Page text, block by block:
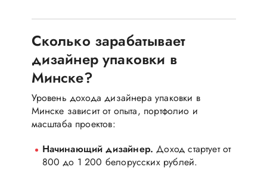
Сколько зарабатывает
дизайнер упаковки в
Минске?
Уровень дохода дизайнера упаковки в
Минске зависит от опыта, портфолио и
масштаба проектов:
Начинающий дизайнер. Доход стартует от
800 до 1 200 белорусских рублей.